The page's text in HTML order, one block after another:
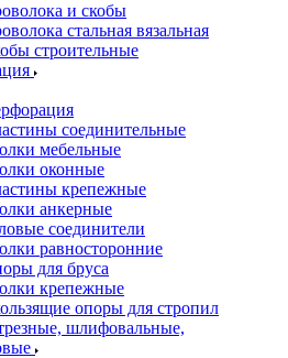
и скобы
стальная вязальная
строительные
соединительные
мебельные
оконные
крепежные
анкерные
соединители
равносторонние
для бруса
крепежные
опоры для стропил
шлифовальные,